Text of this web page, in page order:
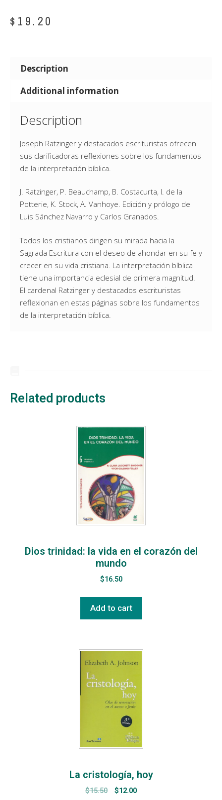
$ 19.20
Description
Additional information
Description
Joseph Ratzinger y destacados escrituristas ofrecen
sus clarificadoras reflexiones sobre los fundamentos
de la interpretación bíblica.
J. Ratzinger, P. Beauchamp, B. Costacurta, I. de la
Potterie, K. Stock, A. Vanhoye. Edición y prólogo de
Luis Sánchez Navarro y Carlos Granados.
Todos los cristianos dirigen su mirada hacia la
Sagrada Escritura con el deseo de ahondar en su fe y
crecer en su vida cristiana. La interpretación bíblica
tiene una importancia eclesial de primera magnitud.
El cardenal Ratzinger y destacados escrituristas
reflexionan en estas páginas sobre los fundamentos
de la interpretación bíblica.
Related products
Dios trinidad: la vida en el corazón del
mundo
$16.50
Add to cart
La cristología, hoy
$15.50 $12.00